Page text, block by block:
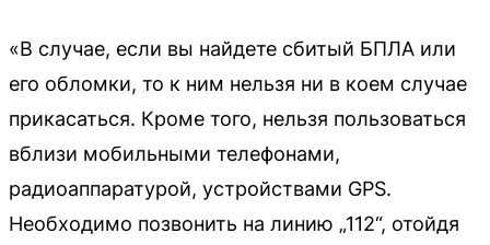
«В случае, если вы найдете сбитый БПЛА или
его обломки, то к ним нельзя ни в коем случае
прикасаться. Кроме того, нельзя пользоваться
вблизи мобильными телефонами,
радиоаппаратурой, устройствами GPS.
Необходимо позвонить на линию „112“, отойдя